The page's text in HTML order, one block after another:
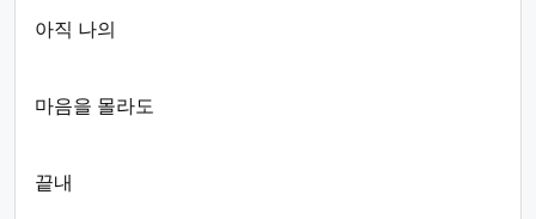
아직 나의
마음을 몰라도
끝내